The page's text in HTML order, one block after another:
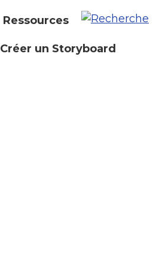
Ressources
Créer un Storyboard